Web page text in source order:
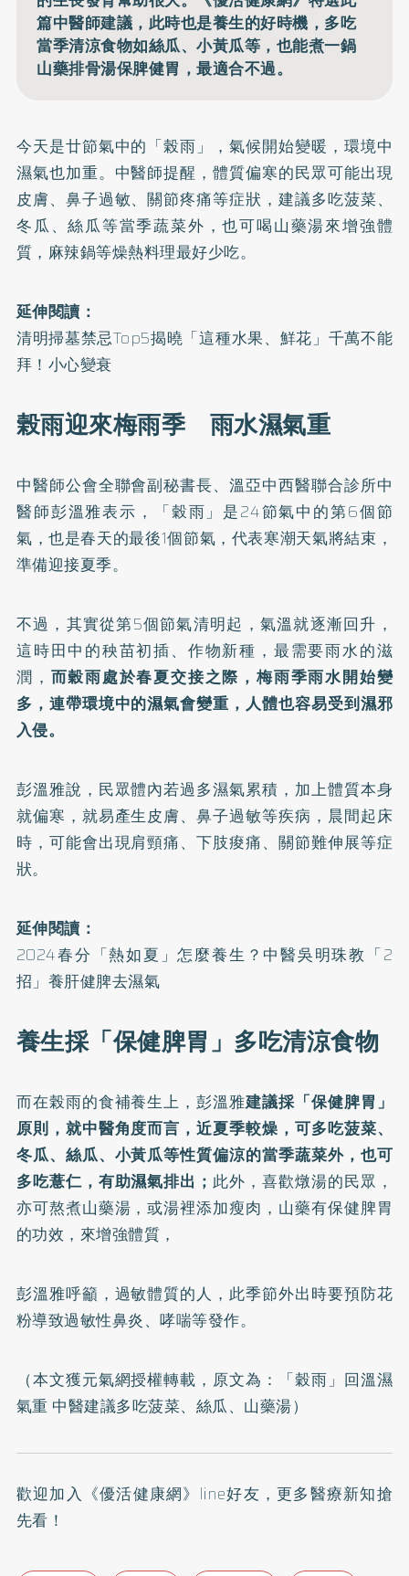
篇中醫師建議，此時也是養生的好時機，多吃
當季清涼食物如絲瓜、小黃瓜等，也能煮一鍋
山藥排骨湯保脾健胃，最適合不過。
今天是廿節氣中的「榖雨」，氣候開始變暖，環境中
濕氣也加重。中醫師提醒，體質偏寒的民眾可能出現
皮膚、鼻子過敏、關節疼痛等症狀，建議多吃菠菜、
冬瓜、絲瓜等當季蔬菜外，也可喝山藥湯來增強體
質，麻辣鍋等燥熱料理最好少吃。
延伸閱讀：
清明掃墓禁忌Top5揭曉「這種水果、鮮花」千萬不能
拜！小心變衰
榖雨迎來梅雨季 雨水濕氣重
中醫師公會全聯會副秘書長、溫亞中西醫聯合診所中
醫師彭溫雅表示，「穀雨」是24節氣中的第6個節
氣，也是春天的最後1個節氣，代表寒潮天氣將結束，
準備迎接夏季。
不過，其實從第5個節氣清明起，氣溫就逐漸回升，
這時田中的秧苗初插、作物新種，最需要雨水的滋
潤， 而穀雨處於春夏交接之際，梅雨季雨水開始變
多，連帶環境中的濕氣會變重，人體也容易受到濕邪
入侵。
彭溫雅說，民眾體內若過多濕氣累積，加上體質本身
就偏寒，就易產生皮膚、鼻子過敏等疾病，晨間起床
時，可能會出現肩頸痛、下肢痠痛、關節難伸展等症
狀。
延伸閱讀：
2024春分「熱如夏」怎麼養生？中醫吳明珠教「2
招」養肝健脾去濕氣
養生採「保健脾胃」多吃清涼食物
而在榖雨的食補養生上，彭溫雅建議採「保健脾胃」
原則，就中醫角度而言，近夏季較燥，可多吃菠菜、
冬瓜、絲瓜、小黃瓜等性質偏涼的當季蔬菜外，也可
多吃薏仁，有助濕氣排出； 此外，喜歡燉湯的民眾，
亦可熬煮山藥湯，或湯裡添加瘦肉，山藥有保健脾胃
的功效，來增強體質，
彭溫雅呼籲，過敏體質的人，此季節外出時要預防花
粉導致過敏性鼻炎、哮喘等發作。
（本文獲元氣網授權轉載，原文為：
「穀雨」回溫濕
氣重 中醫建議多吃菠菜、絲瓜、山藥湯）
歡迎加入 《優活健康網》line好友 ，更多醫療新知搶
先看！